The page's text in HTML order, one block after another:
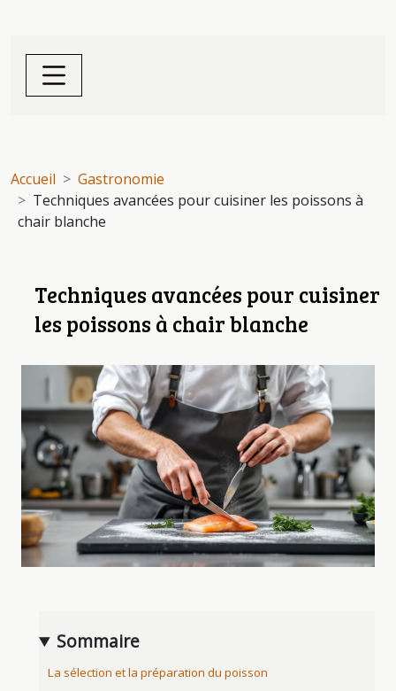
Accueil
Gastronomie
Techniques avancées pour cuisiner les poissons à
chair blanche
Techniques avancées pour cuisiner
les poissons à chair blanche
Sommaire
La sélection et la préparation du poisson